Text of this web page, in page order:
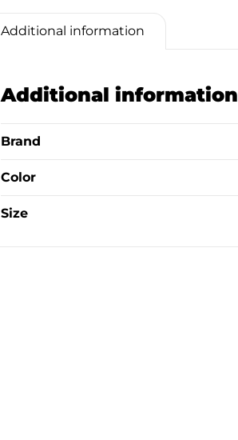
Additional information
Additional information
Brand
Color
Size